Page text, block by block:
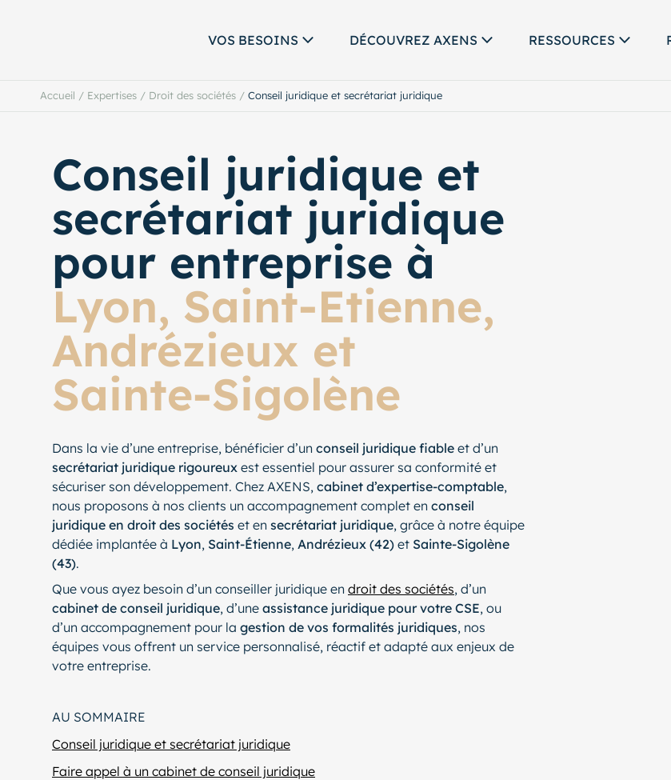
VOS BESOINS DÉCOUVREZ AXENS RESSOURCES
Accueil / Expertises / Droit des sociétés / Conseil juridique et secrétariat juridique
Conseil juridique et
secrétariat juridique
pour entreprise à
Lyon, Saint-Etienne,
Andrézieux et
Sainte-Sigolène
Dans la vie d’une entreprise, bénéficier d’un conseil juridique fiable et d’un
secrétariat juridique rigoureux est essentiel pour assurer sa conformité et
sécuriser son développement. Chez AXENS, cabinet d’expertise-comptable,
nous proposons à nos clients un accompagnement complet en conseil
juridique en droit des sociétés et en secrétariat juridique, grâce à notre équipe
dédiée implantée à Lyon, Saint-Étienne, Andrézieux (42) et Sainte-Sigolène
(43).
Que vous ayez besoin d’un conseiller juridique en droit des sociétés, d’un
cabinet de conseil juridique, d’une assistance juridique pour votre CSE, ou
d’un accompagnement pour la gestion de vos formalités juridiques, nos
équipes vous offrent un service personnalisé, réactif et adapté aux enjeux de
votre entreprise.
AU SOMMAIRE
Conseil juridique et secrétariat juridique
Faire appel à un cabinet de conseil juridique